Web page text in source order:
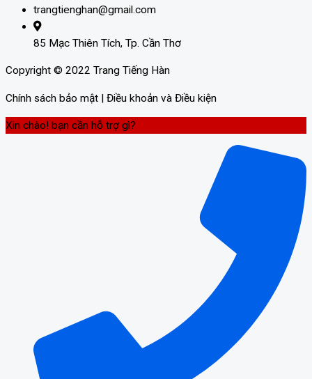
trangtienghan@gmail.com
85 Mạc Thiên Tích, Tp. Cần Thơ
Copyright © 2022 Trang Tiếng Hàn
Chính sách bảo mật | Điều khoản và Điều kiện
Xin chào! bạn cần hỗ trợ gì?